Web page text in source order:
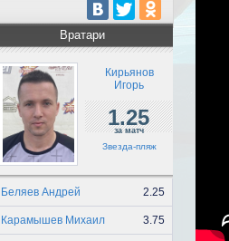
Третий финал «Юниора» и
триумф...
21 июля, вт
Павел Киселев
21 июля, вт
«Заря» держит уровень
21 июля, вт
Вратари
Кирьянов
Игорь
1.25
за матч
Звезда-пляж
Беляев Андрей
(Ярославское взморье)
2.25
Карамышев Михаил
(Метэл л)
3.75